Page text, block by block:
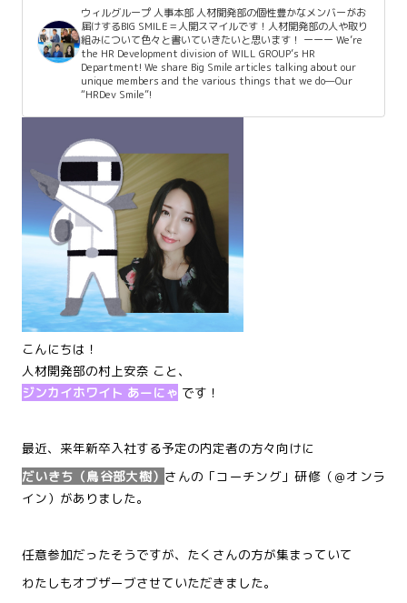
ウィルグループ 人事本部 人材開発部の個性豊かなメンバーがお
届けするBIG SMILE＝人開スマイルです！人材開発部の人や取り
組みについて色々と書いていきたいと思います！ ーーー We’re
the HR Development division of WILL GROUP’s HR
Department! We share Big Smile articles talking about our
unique members and the various things that we do—Our
“HRDev Smile”!
こんにちは！
人材開発部の村上安奈 こと、
ジンカイホワイト あーにゃ です！
最近、来年新卒入社する予定の内定者の方々向けに
だいきち（鳥谷部大樹） さんの「コーチング」研修（＠オンラ
イン）がありました。
任意参加だったそうですが、たくさんの方が集まっていて
わたしもオブザーブさせていただきました。